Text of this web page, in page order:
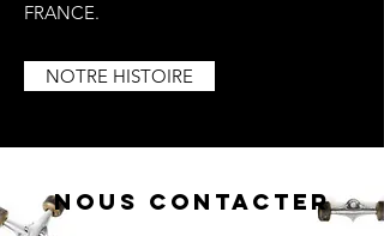
FRANCE.
NOTRE HISTOIRE
NOUS CONTACTER